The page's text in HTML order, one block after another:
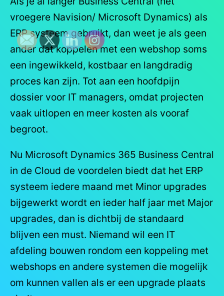
vroegere Navision/ Microsoft Dynamics) als
ERP systeem gebruikt, dan weet je als geen
ander dat koppelen met een webshop soms
een ingewikkeld, kostbaar en langdradig
proces kan zijn. Tot aan een hoofdpijn
dossier voor IT managers, omdat projecten
vaak uitlopen en meer kosten als vooraf
begroot.
Nu Microsoft Dynamics 365 Business Central
in de Cloud de voordelen biedt dat het ERP
systeem iedere maand met Minor upgrades
bijgewerkt wordt en ieder half jaar met Major
upgrades, dan is dichtbij de standaard
blijven een must. Niemand wil een IT
afdeling bouwen rondom een koppeling met
webshops en andere systemen die mogelijk
om kunnen vallen als er een upgrade plaats